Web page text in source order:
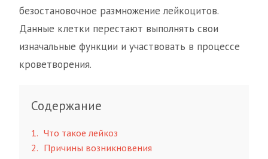
безостановочное размножение лейкоцитов.
Данные клетки перестают выполнять свои
изначальные функции и участвовать в процессе
кроветворения.
Содержание
1
Что такое лейкоз
2
Причины возникновения